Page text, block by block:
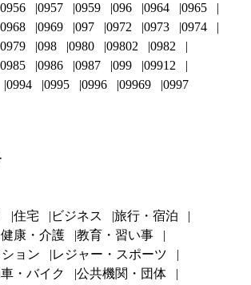
0956 0957 0959 096 0964
0965
0968 0969 097 0972 0973
0974
0979 098 0980 09802
0982
0985 0986 0987 099
09912
0994 0995 0996 09969 0997
住宅 ビジネス
旅行・宿泊
康・介護
教育・習い事
ョン
レジャー・スポーツ
・バイク
公共機関・団体